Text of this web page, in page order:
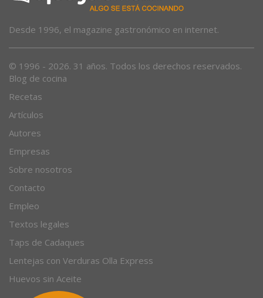
Blog de cocina
Recetas
Artículos
Autores
Empresas
Sobre nosotros
Contacto
Empleo
Textos legales
Taps de Cadaques
Lentejas con Verduras Olla Express